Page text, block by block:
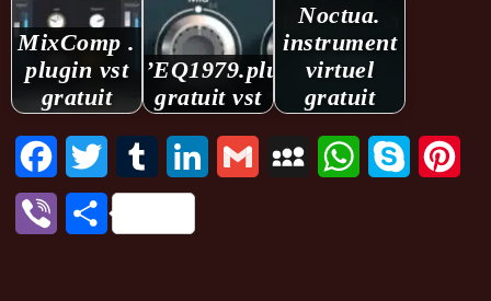
MixComp .
plugin vst
gratuit
’EQ1979.plugin
gratuit vst
Noctua.
instrument
virtuel
gratuit
FacebookTwitter Tumblr LinkedInGmail MySpaceWhatsAppSkype
Viber Partager